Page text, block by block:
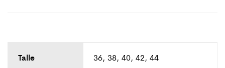
Talle 36, 38, 40, 42, 44